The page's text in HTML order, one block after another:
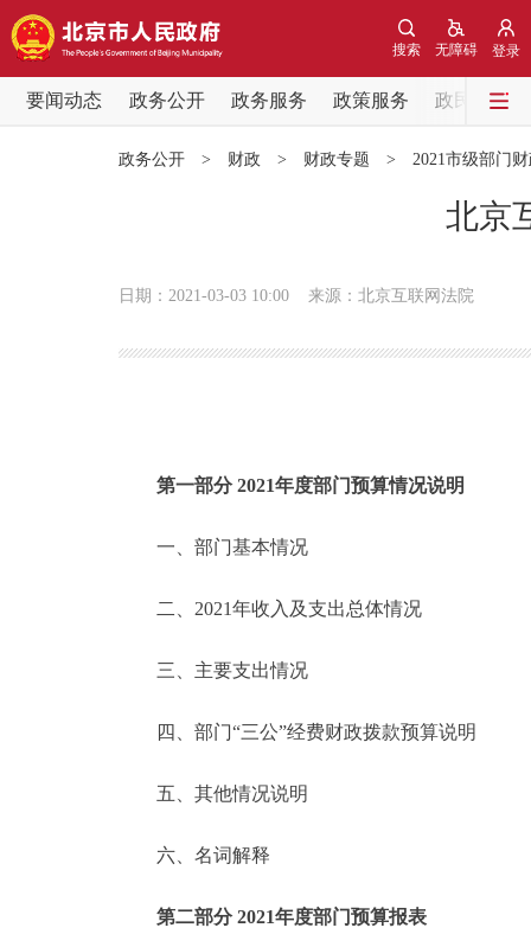
登录
无障碍
搜索
要闻动态 政务公开 政务服务 政策服务
政民互动
便民服务
中介服务
政民互动
政务公开 > 财政 > 财政专题 > 2021市级部门
北京
日期：2021-03-03 10:00 来源：北京互联网法院
第一部分 2021年度部门预算情况说明
一、部门基本情况
二、2021年收入及支出总体情况
三、主要支出情况
四、部门“三公”经费财政拨款预算说明
五、其他情况说明
六、名词解释
第二部分 2021年度部门预算报表